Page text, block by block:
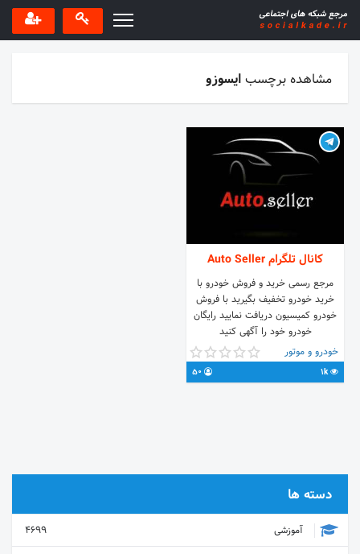
مشاهده برچسبایسوزو
کانال تلگرام Auto Seller
مرجع رسمی خرید و فروش خودرو با
خرید خودرو تخفیف بگیرید با فروش
خودرو کمیسیون دریافت نمایید رایگان
خودرو خود را آگهی کنید
خودرو و موتور
1k
دسته ها
آموزشی
4699